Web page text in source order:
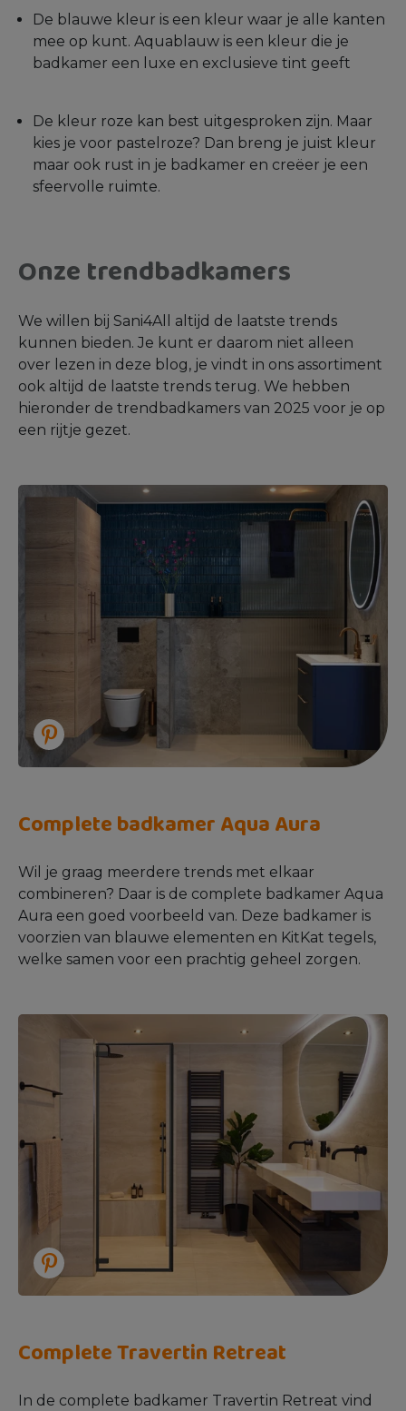
De blauwe kleur is een kleur waar je alle kanten
mee op kunt. Aquablauw is een kleur die je
badkamer een luxe en exclusieve tint geeft
De kleur roze kan best uitgesproken zijn. Maar
kies je voor pastelroze? Dan breng je juist kleur
maar ook rust in je badkamer en creëer je een
sfeervolle ruimte.
Onze trendbadkamers
We willen bij Sani4All altijd de laatste trends
kunnen bieden. Je kunt er daarom niet alleen
over lezen in deze blog, je vindt in ons assortiment
ook altijd de laatste trends terug. We hebben
hieronder de trendbadkamers van 2025 voor je op
een rijtje gezet.
Complete badkamer Aqua Aura
Wil je graag meerdere trends met elkaar
combineren? Daar is de complete badkamer Aqua
Aura een goed voorbeeld van. Deze badkamer is
voorzien van blauwe elementen en KitKat tegels,
welke samen voor een prachtig geheel zorgen.
Complete Travertin Retreat
In de complete badkamer Travertin Retreat vind